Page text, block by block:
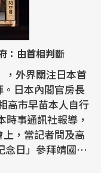
：由首相判斷
，外界關注日本首
日本內閣官房長
高市早苗本人自行
，當記者問及高
念日」參拜靖國神